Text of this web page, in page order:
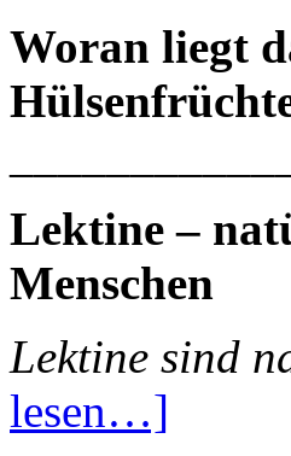
Woran liegt
Lektine –
Menschen
Lektine sind
lesen…]